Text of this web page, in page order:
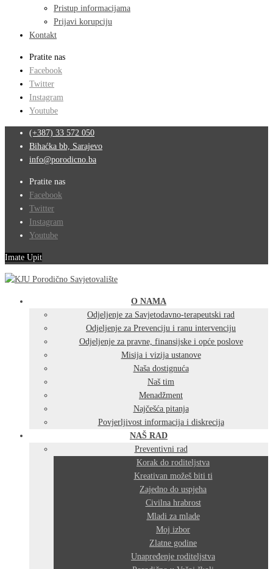
Pristup informacijama
Prijavi korupciju
Kontakt
Pratite nas
Facebook
Twitter
Instagram
Youtube
(+387) 33 572 050
Bihaćka bb, Sarajevo
info@porodicno.ba
Pratite nas
Facebook
Twitter
Instagram
Youtube
Imate Upit
O NAMA
Odjeljenje za Savjetodavno-terapeutski rad
Odjeljenje za Prevenciju i ranu intervenciju
Odjeljenje za pravne, finansijske i opće poslove
Misija i vizija ustanove
Naša dostignuća
Naš tim
Menadžment
Najčešća pitanja
Povjerljivost informacija i diskrecija
NAŠ RAD
Preventivni rad
Korak do roditeljstva
Kreativan možeš biti ti
Zajedno do uspjeha
Civilna hrabrost
Mladi za mlade
Moj izbor
Zlatne godine
Unapređenje roditeljstva